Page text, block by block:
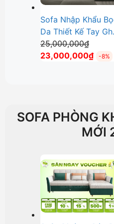
Sofa Nhập Khẩu
Da Thiết Kế Tay
Mới Lạ DP-NK115
25,000,000₫Giá
gốc
23,000,000₫Giá
-8%
SOFA PHÒNG
MỚI